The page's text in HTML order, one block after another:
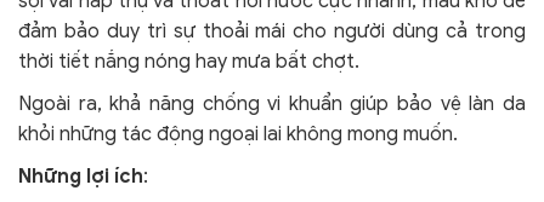
đảm bảo duy trì sự thoải mái cho người dùng cả trong
thời tiết nắng nóng hay mưa bất chợt.
Ngoài ra, khả năng chống vi khuẩn giúp bảo vệ làn da
khỏi những tác động ngoại lai không mong muốn.
Những lợi ích: